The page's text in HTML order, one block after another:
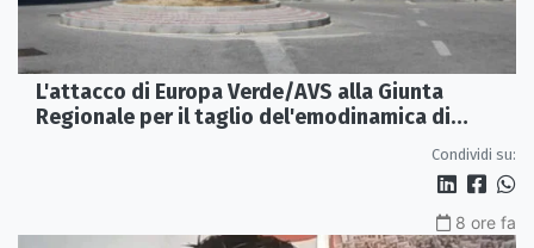
L'attacco di Europa Verde/AVS alla Giunta
Regionale per il taglio del'emodinamica di
Condividi su:
8 ore fa